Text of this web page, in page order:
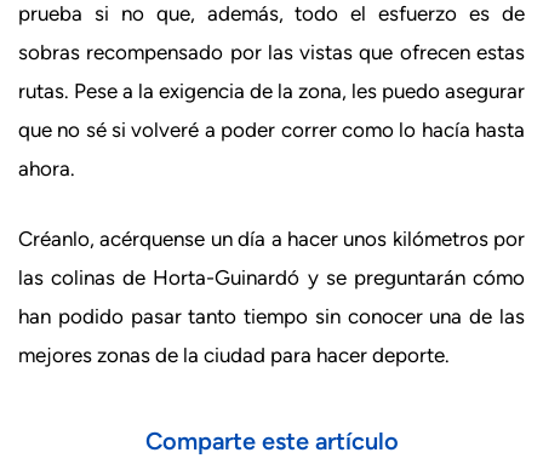
prueba si no que, además, todo el esfuerzo es de
sobras recompensado por las vistas que ofrecen estas
rutas. Pese a la exigencia de la zona, les puedo asegurar
que no sé si volveré a poder correr como lo hacía hasta
ahora.
Créanlo, acérquense un día a hacer unos kilómetros por
las colinas de Horta-Guinardó y se preguntarán cómo
han podido pasar tanto tiempo sin conocer una de las
mejores zonas de la ciudad para hacer deporte.
Comparte este artículo